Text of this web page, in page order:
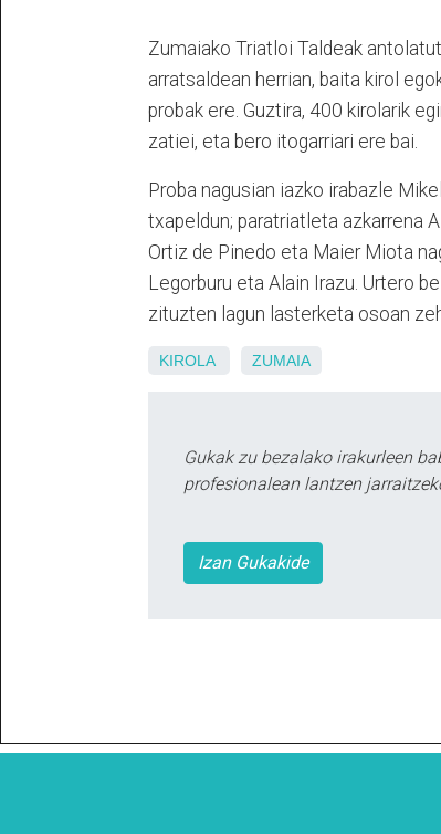
Zumaiako Triatloi Taldeak
arratsaldean herrian, baita kirol
probak ere. Guztira, 400 kirolarik
zatiei, eta bero itogarriari ere bai.
Proba nagusian iazko irabazle
txapeldun; paratriatleta azkarrena
Ortiz de Pinedo eta Maier Miota
Legorburu eta Alain Irazu. Urtero
zituzten lagun lasterketa osoan
KIROLA ZUMAIA
Gukak zu bezalako irakurleen
profesionalean lantzen
Izan Gukakide